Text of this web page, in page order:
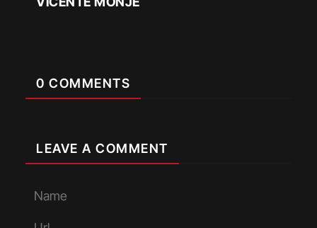
0 COMMENTS
LEAVE A COMMENT